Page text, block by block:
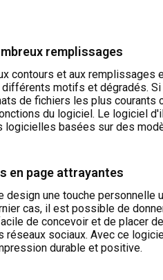
remplissages
contours et aux
motifs et dégradés.
de fichiers les plus courants
du logiciel. Le logiciel
logicielles basées sur des
en page attrayantes
une touche
cas, il est possible de
de concevoir et de placer
sociaux. Avec ce
durable et positive.